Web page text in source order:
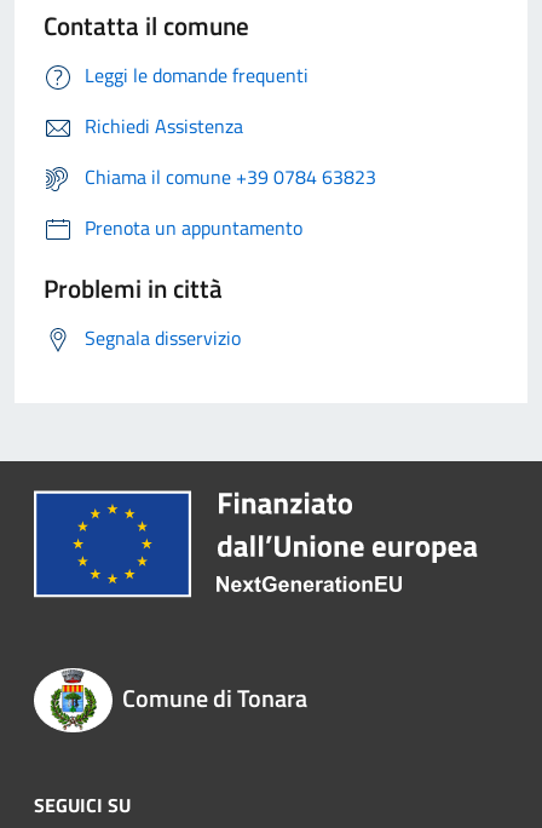
Contatta il comune
Leggi le domande frequenti
Richiedi Assistenza
Chiama il comune +39 0784 63823
Prenota un appuntamento
Problemi in città
Segnala disservizio
Comune di Tonara
SEGUICI SU